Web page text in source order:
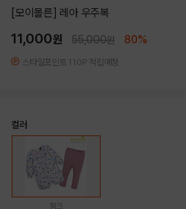
[모이몰른] 레아 우주복
11,000원 55,000원 80%
스타일포인트 110P 적립예정
컬러
핑크